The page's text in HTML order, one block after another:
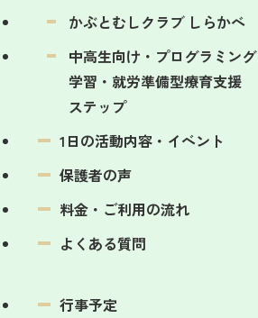
かぶとむしクラブ しらかべ
中高生向け・プログラミング
学習・ 就労準備型療育支援
ステップ
1日の活動内容・イベント
保護者の声
料金・ご利用の流れ
よくある質問
行事予定